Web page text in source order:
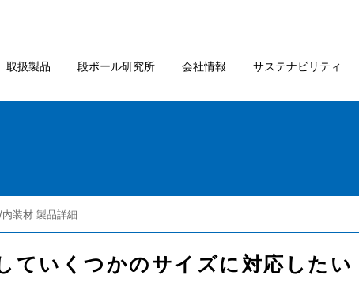
取扱製品 段ボール研究所 会社情報 サステナビリティ
装材 製品詳細
ていくつかのサイズに対応したい